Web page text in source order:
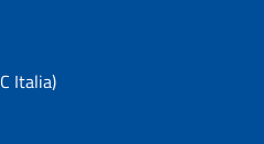
Italia)